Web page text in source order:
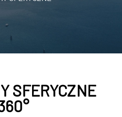
SFERYCZNE